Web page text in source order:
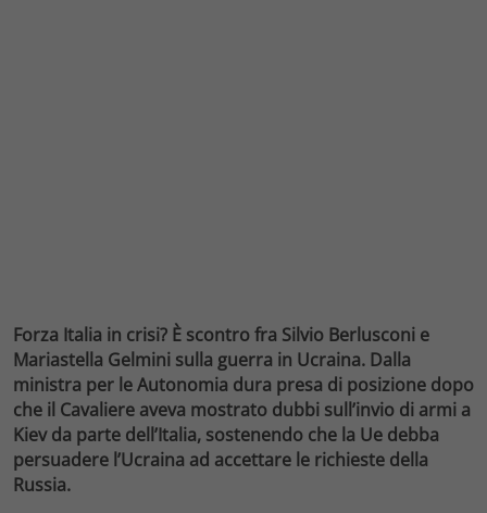
Forza Italia in crisi? È scontro fra Silvio Berlusconi e
Mariastella Gelmini sulla guerra in Ucraina. Dalla
ministra per le Autonomia dura presa di posizione dopo
che il Cavaliere aveva mostrato dubbi sull’invio di armi a
Kiev da parte dell’Italia, sostenendo che la Ue debba
persuadere l’Ucraina ad accettare le richieste della
Russia.